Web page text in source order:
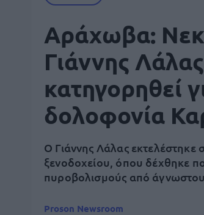
Αράχωβα:
Γιάννης
κατηγορηθεί
δολοφονία
Ο Γιάννης Λάλας
ξενοδοχείου, όπου δέχθηκε
πυροβολισμούς από
Proson Newsroom